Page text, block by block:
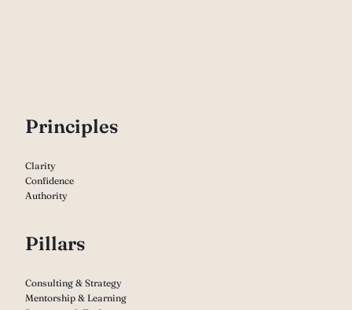
Principles
Clarity
Confidence
Authority
Pillars
Consulting & Strategy
Mentorship & Learning